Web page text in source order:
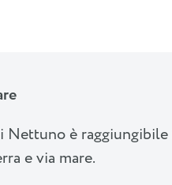
Nettuno è
e via mare.